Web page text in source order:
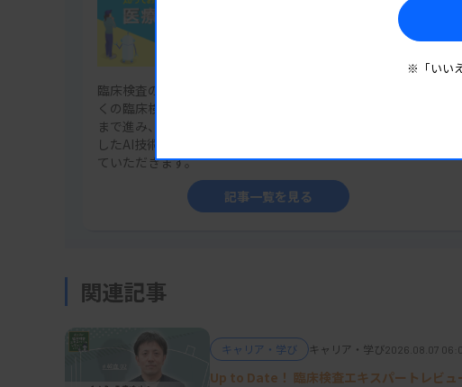
タは、そのままでは扱えないため、形態素解析やト
す。形態素解析では文章を「単語」や「品詞」など
例えば、「私は臨床検査技師です」という文は、「
に分解され、それぞれに「名詞」「助詞」「名詞」「
す。日本語のNLPにおいて特に重要なプロセスです。
（2）特徴量抽出
文章や単語を、コンピューターが理解・処理できるよ
記号の羅列に過ぎません。そのため「りんご」を「
表現し、「みかん」を「[0.15, 0.45, 0.25]」のように
較して、「りんご」と「みかん」は近い意味を持つか
ります。
臨床検査技師が知っておきたい医療AI
臨床検査のあり方を大きく変えつつある人工知能（AI）。多
くの臨床検査技師がこれから向き合うAI技術の実用化はどこ
まで進み、どこに向かっていくのか。臨床検査領域を中心に
したAI技術の現状や課題、今後の展望をわかりやすく解説し
ていただきます。
記事一覧を見る
関連記事
キャリア・学び キャリア・学び2026.08.07
Up to Date！ 臨床検査エキスパートレビ
※「いい